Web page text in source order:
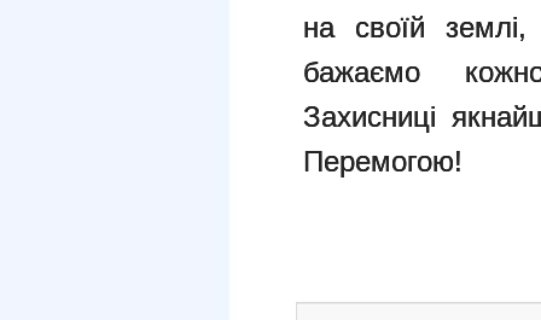
на своїй
бажаємо
Захисниці
Перемогою!